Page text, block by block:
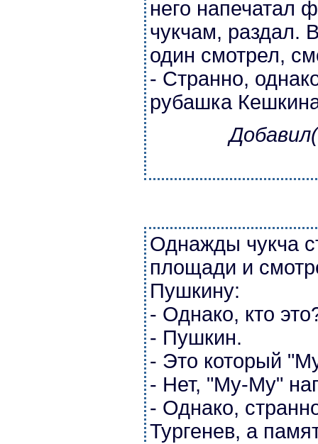
него напечатал
чукчам, раздал.
один смотрел,
- Странно,
рубашка
Однажды чукча
площади и
Пушкину:
- Однако, кто
- Пушкин.
- Это который
- Нет, "Му-Му"
- Однако,
Тургенев, а